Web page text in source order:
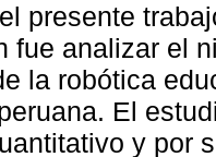
presente
fue analizar el
la robótica
El
y por